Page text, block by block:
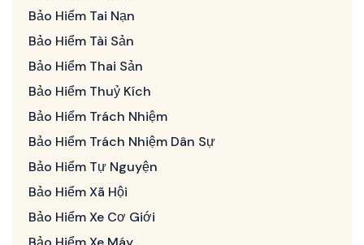
Bảo Hiểm Tai Nạn
Bảo Hiểm Tài Sản
Bảo Hiểm Thai Sản
Bảo Hiểm Thuỷ Kích
Bảo Hiểm Trách Nhiệm
Bảo Hiểm Trách Nhiệm Dân Sự
Bảo Hiểm Tự Nguyện
Bảo Hiểm Xã Hội
Bảo Hiểm Xe Cơ Giới